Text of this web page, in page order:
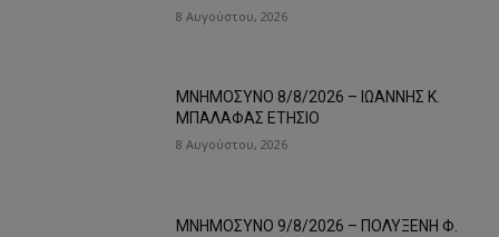
8 Αυγούστου, 2026
ΜΝΗΜΟΣΥΝΟ 8/8/2026 – ΙΩΑΝΝΗΣ Κ.
ΜΠΑΛΑΦΑΣ ΕΤΗΣΙΟ
8 Αυγούστου, 2026
ΜΝΗΜΟΣΥΝΟ 9/8/2026 – ΠΟΛΥΞΕΝΗ Φ.